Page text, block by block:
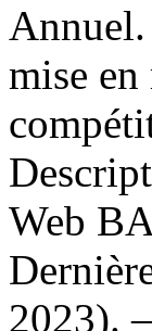
mise
Web
2023).